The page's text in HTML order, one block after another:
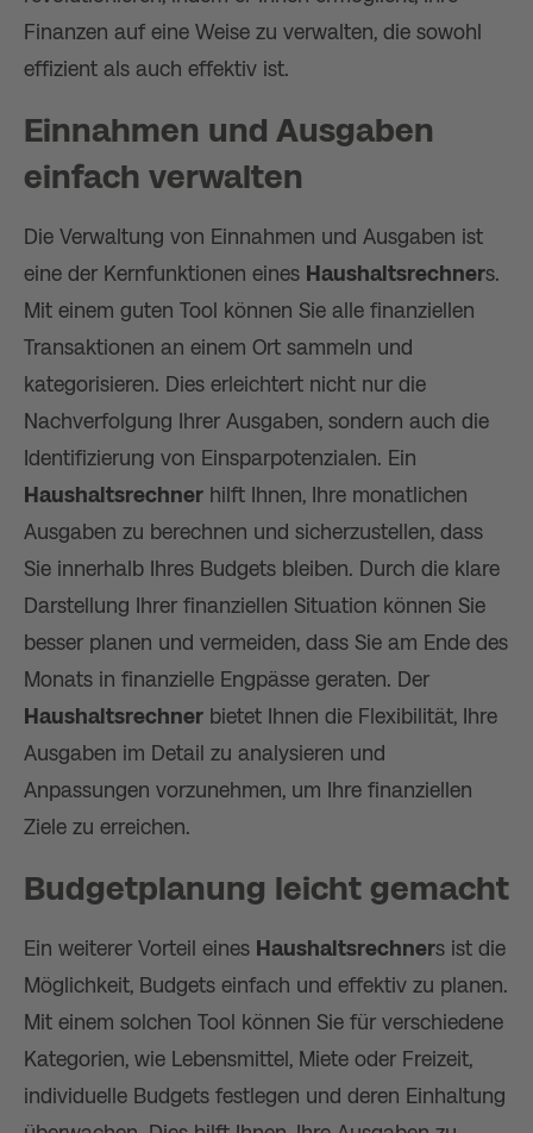
Finanzen auf eine Weise zu verwalten, die sowohl
effizient als auch effektiv ist.
Einnahmen und Ausgaben
einfach verwalten
Die Verwaltung von Einnahmen und Ausgaben ist
eine der Kernfunktionen eines Haushaltsrechners.
Mit einem guten Tool können Sie alle finanziellen
Transaktionen an einem Ort sammeln und
kategorisieren. Dies erleichtert nicht nur die
Nachverfolgung Ihrer Ausgaben, sondern auch die
Identifizierung von Einsparpotenzialen. Ein
Haushaltsrechner hilft Ihnen, Ihre monatlichen
Ausgaben zu berechnen und sicherzustellen, dass
Sie innerhalb Ihres Budgets bleiben. Durch die klare
Darstellung Ihrer finanziellen Situation können Sie
besser planen und vermeiden, dass Sie am Ende des
Monats in finanzielle Engpässe geraten. Der
Haushaltsrechner bietet Ihnen die Flexibilität, Ihre
Ausgaben im Detail zu analysieren und
Anpassungen vorzunehmen, um Ihre finanziellen
Ziele zu erreichen.
Budgetplanung leicht gemacht
Ein weiterer Vorteil eines Haushaltsrechners ist die
Möglichkeit, Budgets einfach und effektiv zu planen.
Mit einem solchen Tool können Sie für verschiedene
Kategorien, wie Lebensmittel, Miete oder Freizeit,
individuelle Budgets festlegen und deren Einhaltung